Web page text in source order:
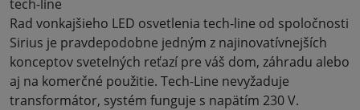
tech-line
Rad vonkajšieho LED osvetlenia tech-line od spoločnosti
Sirius je pravdepodobne jedným z najinovatívnejších
konceptov svetelných reťazí pre váš dom, záhradu alebo
aj na komerčné použitie. Tech-Line nevyžaduje
transformátor, systém funguje s napätím 230 V.